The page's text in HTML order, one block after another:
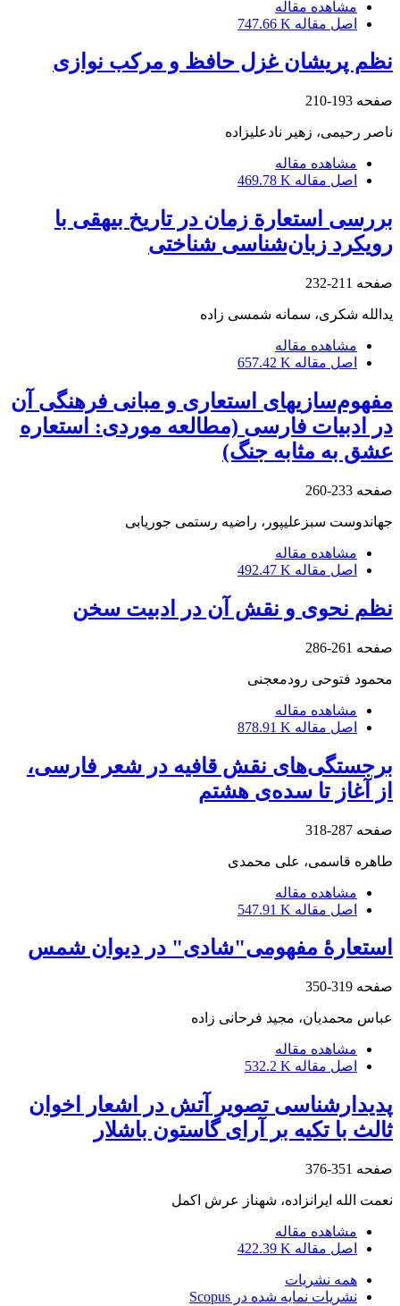
مشاهده مقاله
اصل مقاله 747.66 K
نظم پریشان غزل حافظ و مرکب نوازی
صفحه 193-210
ناصر رحیمی، زهیر نادعلیزاده
مشاهده مقاله
اصل مقاله 469.78 K
بررسی استعارة زمان در تاریخ بیهقی با
رویکرد زبان‌شناسی شناختی
صفحه 211-232
یدالله شکری، سمانه شمسی زاده
مشاهده مقاله
اصل مقاله 657.42 K
مفهوم‌سازیهای استعاری و مبانی فرهنگی آن
در ادبیات فارسی ‏(مطالعه موردی: استعاره
عشق به مثابه جنگ)‏
صفحه 233-260
جهاندوست سبزعلیپور، راضیه رستمی جوریابی
مشاهده مقاله
اصل مقاله 492.47 K
نظم نحوی و نقش آن در ادبیت سخن
صفحه 261-286
محمود فتوحی رودمعجنی
مشاهده مقاله
اصل مقاله 878.91 K
برجستگی‌های نقش قافیه در شعر فارسی،
از آغاز تا سده‌ی هشتم
صفحه 287-318
طاهره قاسمی، علی محمدی
مشاهده مقاله
اصل مقاله 547.91 K
استعارۀ مفهومی"شادی" در دیوان شمس
صفحه 319-350
عباس محمدیان، مجید فرحانی زاده
مشاهده مقاله
اصل مقاله 532.2 K
پدیدارشناسی تصویر آتش در اشعار اخوان
ثالث با تکیه بر آرای گاستون باشلار
صفحه 351-376
نعمت الله ایرانزاده، شهناز عرش اکمل
مشاهده مقاله
اصل مقاله 422.39 K
همه نشریات
نشریات نمایه شده در Scopus